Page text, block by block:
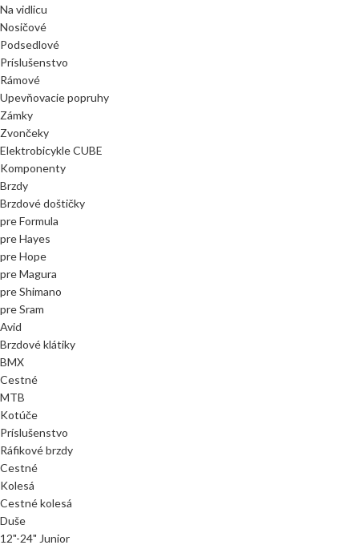
Na vidlicu
Nosičové
Podsedlové
Príslušenstvo
Rámové
Upevňovacie popruhy
Zámky
Zvončeky
Elektrobicykle CUBE
Komponenty
Brzdy
Brzdové doštičky
pre Formula
pre Hayes
pre Hope
pre Magura
pre Shimano
pre Sram
Avid
Brzdové klátiky
BMX
Cestné
MTB
Kotúče
Príslušenstvo
Ráfikové brzdy
Cestné
Kolesá
Cestné kolesá
Duše
12"-24" Junior